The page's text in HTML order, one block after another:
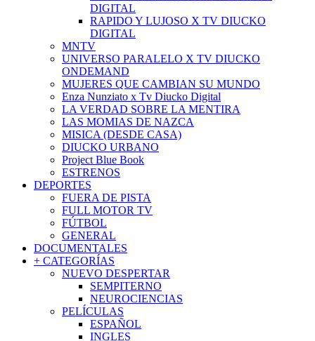
DIGITAL
RAPIDO Y LUJOSO X TV DIUCKO
DIGITAL
MNTV
UNIVERSO PARALELO X TV DIUCKO
ONDEMAND
MUJERES QUE CAMBIAN SU MUNDO
Enza Nunziato x Tv Diucko Digital
LA VERDAD SOBRE LA MENTIRA
LAS MOMIAS DE NAZCA
MISICA (DESDE CASA)
DIUCKO URBANO
Project Blue Book
ESTRENOS
DEPORTES
FUERA DE PISTA
FULL MOTOR TV
FÚTBOL
GENERAL
DOCUMENTALES
+ CATEGORÍAS
NUEVO DESPERTAR
SEMPITERNO
NEUROCIENCIAS
PELÍCULAS
ESPAÑOL
INGLES